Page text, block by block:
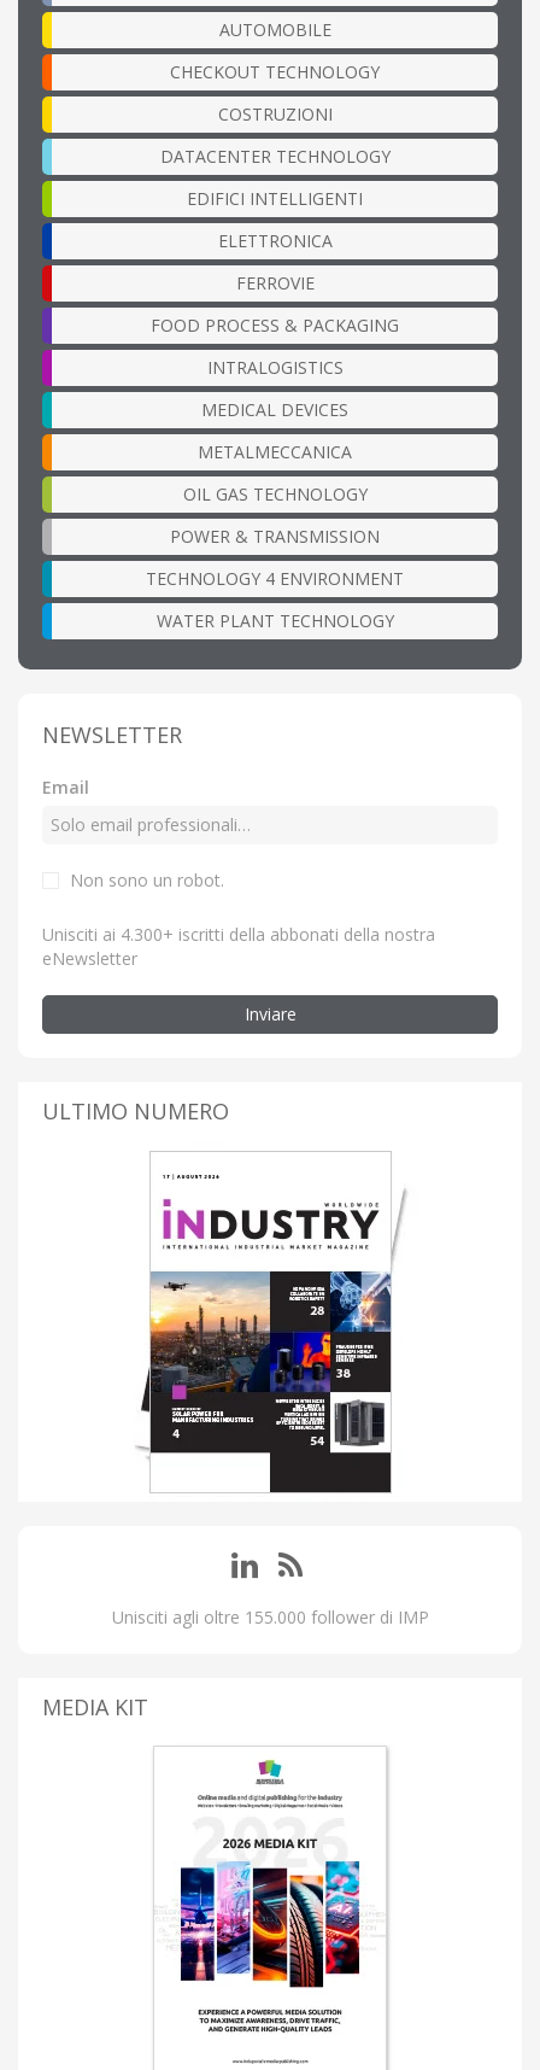
AUTOMOBILE
CHECKOUT TECHNOLOGY
COSTRUZIONI
DATACENTER TECHNOLOGY
EDIFICI INTELLIGENTI
ELETTRONICA
FERROVIE
FOOD PROCESS & PACKAGING
INTRALOGISTICS
MEDICAL DEVICES
METALMECCANICA
OIL GAS TECHNOLOGY
POWER & TRANSMISSION
TECHNOLOGY 4 ENVIRONMENT
WATER PLANT TECHNOLOGY
NEWSLETTER
Email
Non sono un robot.
Unisciti ai 4.300+ iscritti della abbonati della nostra
eNewsletter
Inviare
ULTIMO NUMERO
Unisciti agli oltre 155.000 follower di IMP
MEDIA KIT